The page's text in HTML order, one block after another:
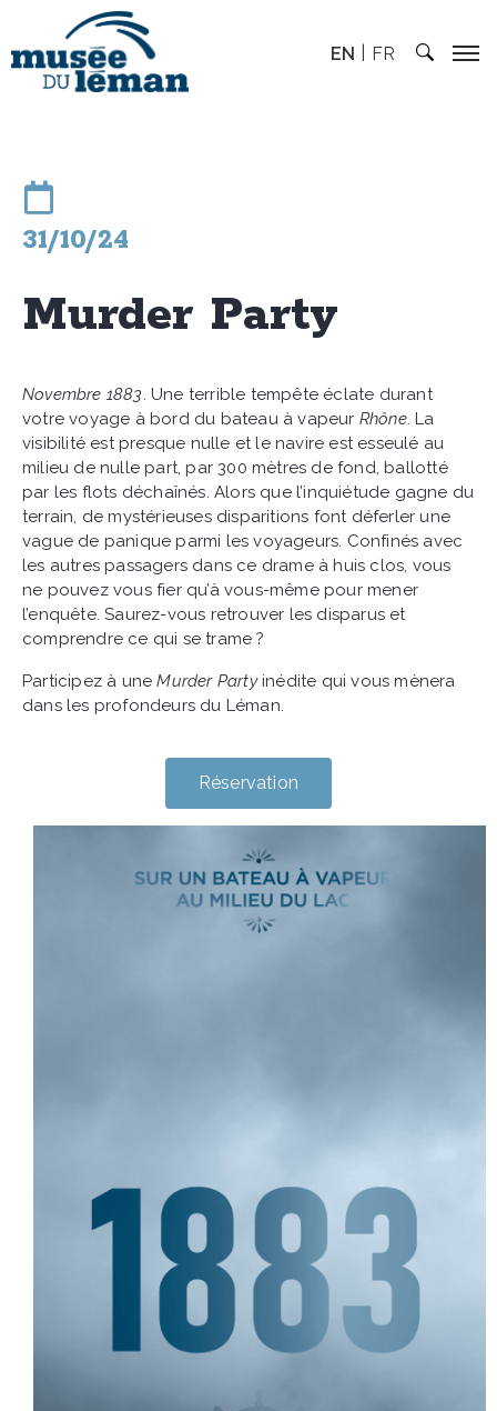
FR
EN
31/10/24
Murder Party
Novembre 1883. Une terrible tempête éclate durant
votre voyage à bord du bateau à vapeur Rhône. La
visibilité est presque nulle et le navire est esseulé au
milieu de nulle part, par 300 mètres de fond, ballotté
par les flots déchaînés. Alors que l’inquiétude gagne du
terrain, de mystérieuses disparitions font déferler une
vague de panique parmi les voyageurs. Confinés avec
les autres passagers dans ce drame à huis clos, vous
ne pouvez vous fier qu’à vous-même pour mener
l’enquête. Saurez-vous retrouver les disparus et
comprendre ce qui se trame ?
Participez à uneMurder Partyinédite qui vous mènera
dans les profondeurs du Léman.
Réservation